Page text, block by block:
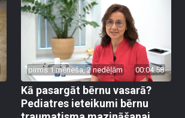
pirms 1 mēneša, 2 nedēļām 00:04:58
Kā pasargāt bērnu vasarā?
Pediatres ieteikumi bērnu